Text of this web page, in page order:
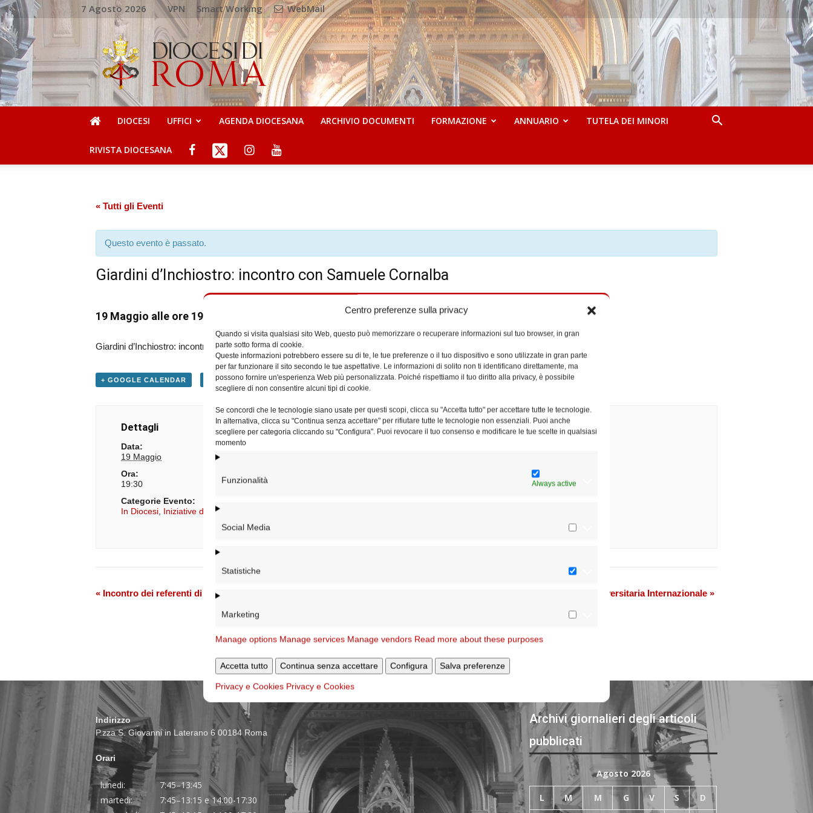
Centro preferenze sulla privacy
Quando si visita qualsiasi sito Web, questo può memorizzare o recuperare informazioni sul tuo browser, in gran
parte sotto forma di cookie.
Queste informazioni potrebbero essere su di te, le tue preferenze o il tuo dispositivo e sono utilizzate in gran parte
per far funzionare il sito secondo le tue aspettative. Le informazioni di solito non ti identificano direttamente, ma
possono fornire un'esperienza Web più personalizzata. Poiché rispettiamo il tuo diritto alla privacy, è possibile
scegliere di non consentire alcuni tipi di cookie.
Se concordi che le tecnologie siano usate per questi scopi, clicca su "Accetta tutto" per accettare tutte le tecnologie.
In alternativa, clicca su "Continua senza accettare" per rifiutare tutte le tecnologie non essenziali. Puoi anche
scegliere per categoria cliccando su "Configura". Puoi revocare il tuo consenso e modificare le tue scelte in qualsiasi
momento
Funzionalità Always active
Social Media
Statistiche
Marketing
Manage options Manage services Manage vendors Read more about these purposes
Accetta tutto Continua senza accettare Configura Salva preferenze
Privacy e Cookies Privacy e Cookies
7 Agosto 2026 VPN Smart Working WebMail
DIOCESI
DI
ROMA
DIOCESI UFFICI AGENDA DIOCESANA ARCHIVIO DOCUMENTI FORMAZIONE ANNUARIO TUTELA DEI MINORI
RIVISTA DIOCESANA
« Tutti gli Eventi
Questo evento è passato.
Giardini d’Inchiostro: incontro con Samuele Cornalba
19 Maggio alle ore 19:30
Giardini d’Inchiostro: incontro con Samuele Cornalba – Cappella della Sapienza (Uff. per la Pastorale Universitaria)
+ GOOGLE CALENDAR + ESPORTA IN ICAL
Dettagli
Data:
19 Maggio
Ora:
19:30
Categorie Evento:
In Diocesi Iniziative degli Uffici
Luogo
Evento
« Incontro dei referenti di pastorale giovanile Visita la Residenza Universitaria Internazionale »
Indirizzo
P.zza S. Giovanni in Laterano 6 00184 Roma
Orari
lunedi:
7:45–13:45
martedi:
7:45–13:15 e 14:00-17:30
Archivi giornalieri degli articoli
pubblicati
Agosto 2026
L M M G V S D